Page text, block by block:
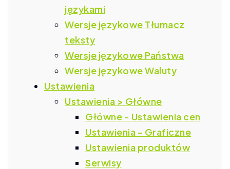
językami
Wersje językowe Tłumacz
teksty
Wersje językowe Państwa
Wersje językowe Waluty
Ustawienia
Ustawienia > Główne
Główne - Ustawienia cen
Ustawienia - Graficzne
Ustawienia produktów
Serwisy